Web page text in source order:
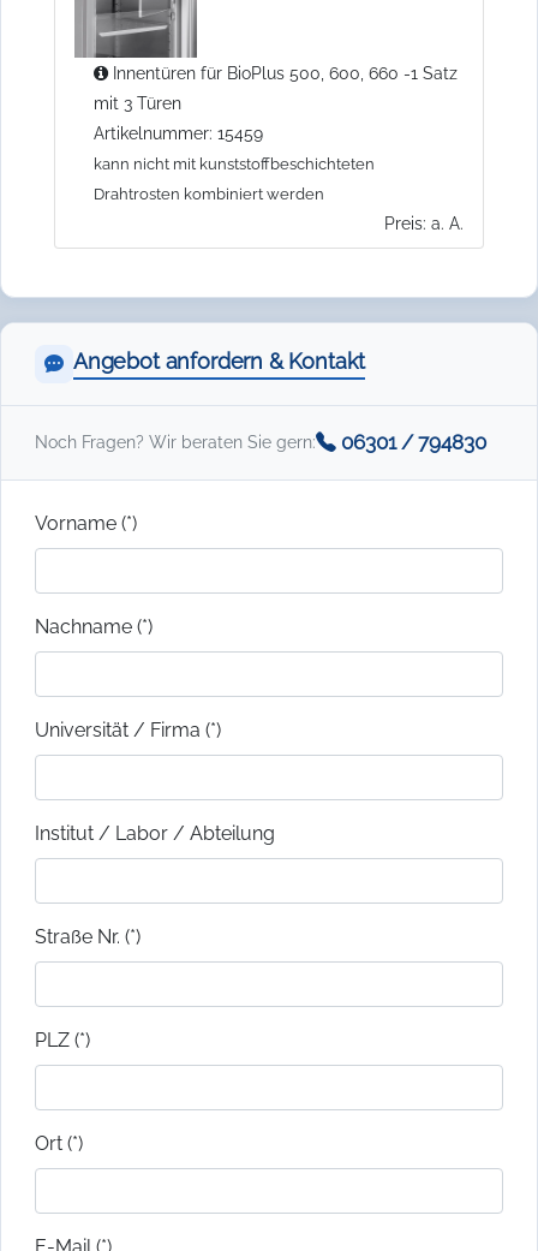
Innentüren für BioPlus 500, 600, 660 -1 Satz
mit 3 Türen
Artikelnummer: 15459
kann nicht mit kunststoffbeschichteten
Drahtrosten kombiniert werden
Preis: a. A.
Angebot anfordern & Kontakt
Noch Fragen? Wir beraten Sie gern: 06301 / 794830
Vorname (*)
Nachname (*)
Universität / Firma (*)
Institut / Labor / Abteilung
Straße Nr. (*)
PLZ (*)
Ort (*)